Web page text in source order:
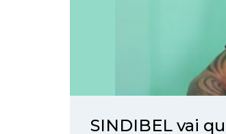
SINDIBEL vai